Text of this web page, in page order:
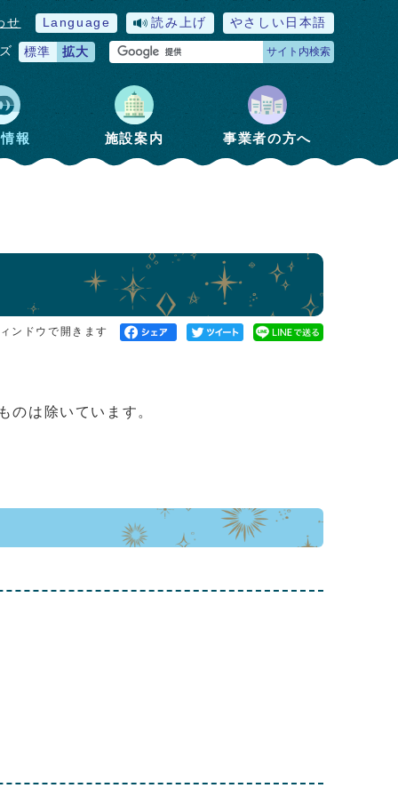
せ Language 読み上げ やさしい日本語
標準 拡大 サイト内検索
報 施設案内 事業者の方へ
ンドウで開きます
のは除いています。